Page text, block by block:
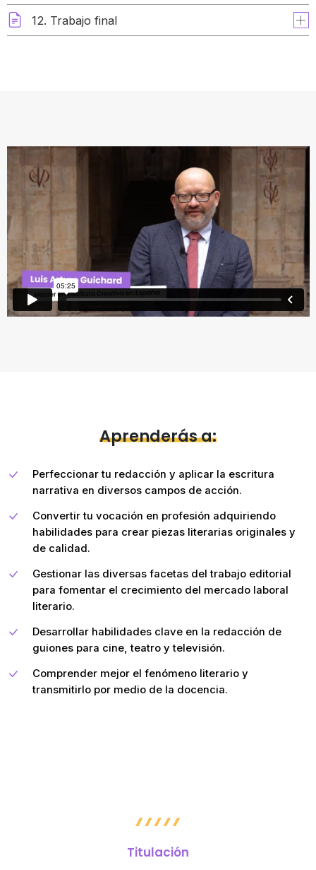
12. Trabajo final
Aprenderás a:
Perfeccionar tu redacción y aplicar la escritura
narrativa en diversos campos de acción.
Convertir tu vocación en profesión adquiriendo
habilidades para crear piezas literarias originales y
de calidad.
Gestionar las diversas facetas del trabajo editorial
para fomentar el crecimiento del mercado laboral
literario.
Desarrollar habilidades clave en la redacción de
guiones para cine, teatro y televisión.
Comprender mejor el fenómeno literario y
transmitirlo por medio de la docencia.
Titulación